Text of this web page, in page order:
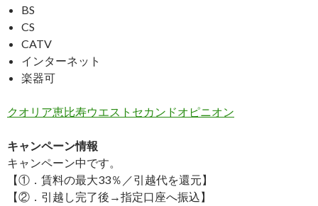
BS
CS
CATV
インターネット
楽器可
クオリア恵比寿ウエストセカンドオピニオン
キャンペーン情報
キャンペーン中です。
【①．賃料の最大33％／引越代を還元】
【②．引越し完了後→指定口座へ振込】